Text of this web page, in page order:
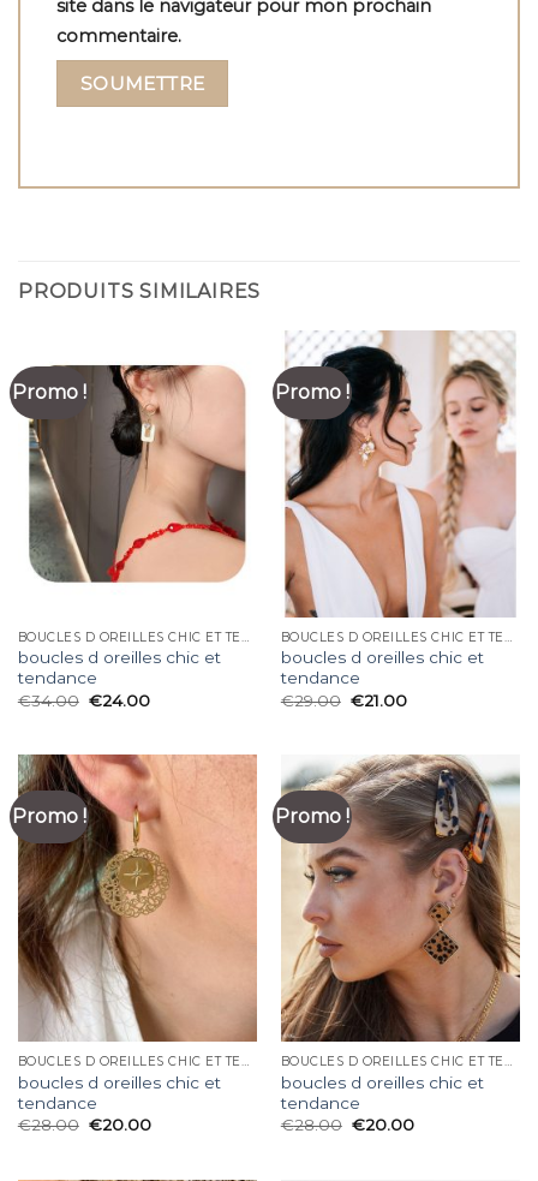
site dans le navigateur pour mon prochain
commentaire.
PRODUITS SIMILAIRES
Promo !
BOUCLES D OREILLES CHIC ET TENDANCE
boucles d oreilles chic et
tendance
€34.00 €24.00
Promo !
BOUCLES D OREILLES CHIC ET TENDANCE
boucles d oreilles chic et
tendance
€29.00 €21.00
Promo !
BOUCLES D OREILLES CHIC ET TENDANCE
boucles d oreilles chic et
tendance
€28.00 €20.00
Promo !
BOUCLES D OREILLES CHIC ET TENDANCE
boucles d oreilles chic et
tendance
€28.00 €20.00